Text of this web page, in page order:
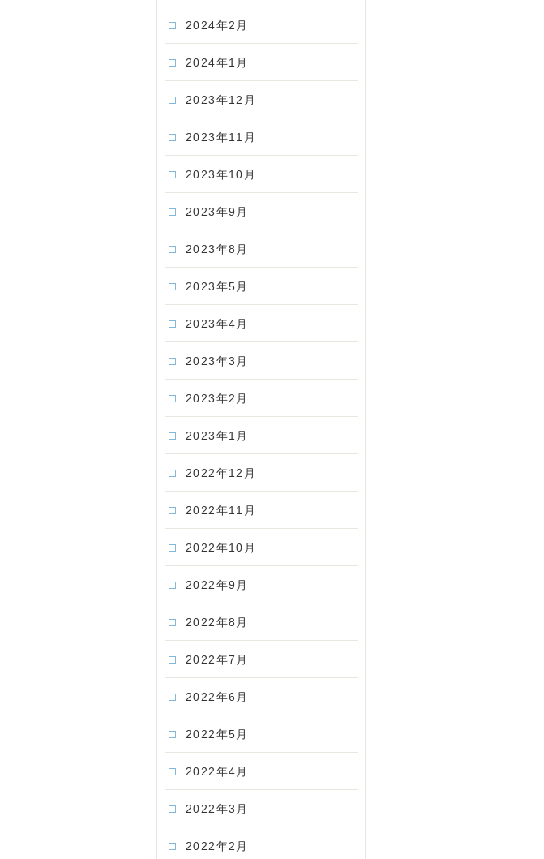
2024年2月
2024年1月
2023年12月
2023年11月
2023年10月
2023年9月
2023年8月
2023年5月
2023年4月
2023年3月
2023年2月
2023年1月
2022年12月
2022年11月
2022年10月
2022年9月
2022年8月
2022年7月
2022年6月
2022年5月
2022年4月
2022年3月
2022年2月